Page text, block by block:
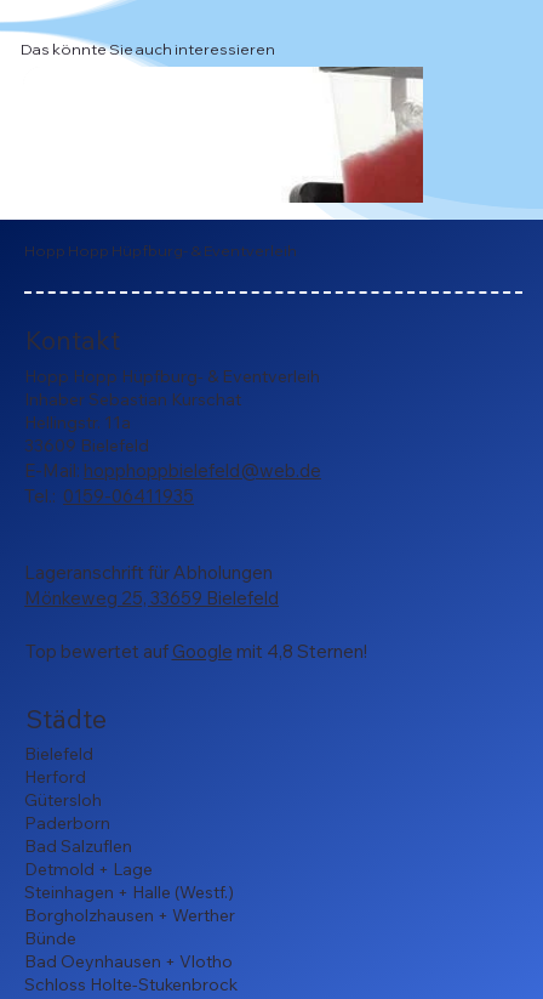
Das könnte Sie auch interessieren
Hopp Hopp Hüpfburg- & Eventverleih
Kontakt
Hopp Hopp Hüpfburg- & Eventverleih
Inhaber Sebastian Kurschat
Hellingstr. 11a
33609 Bielefeld
E-Mail: hopphoppbielefeld@web.de
Tel.: 0159-06411935
Lageranschrift für Abholungen
Mönkeweg 25, 33659 Bielefeld
Top bewertet auf Google mit 4,8 Sternen!
Städte
Bielefeld
Herford
Gütersloh
Paderborn
Bad Salzuflen
Detmold + Lage
Steinhagen + Halle (Westf.)
Borgholzhausen + Werther
Bünde
Bad Oeynhausen + Vlotho
Schloss Holte-Stukenbrock